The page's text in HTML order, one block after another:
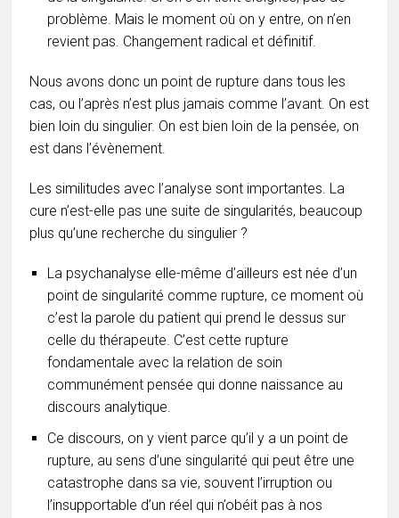
problème. Mais le moment où on y entre, on n’en
revient pas. Changement radical et définitif.
Nous avons donc un point de rupture dans tous les
cas, ou l’après n’est plus jamais comme l’avant. On est
bien loin du singulier. On est bien loin de la pensée, on
est dans l’évènement.
Les similitudes avec l’analyse sont importantes. La
cure n’est-elle pas une suite de singularités, beaucoup
plus qu’une recherche du singulier ?
La psychanalyse elle-même d’ailleurs est née d’un
point de singularité comme rupture, ce moment où
c’est la parole du patient qui prend le dessus sur
celle du thérapeute. C’est cette rupture
fondamentale avec la relation de soin
communément pensée qui donne naissance au
discours analytique.
Ce discours, on y vient parce qu’il y a un point de
rupture, au sens d’une singularité qui peut être une
catastrophe dans sa vie, souvent l’irruption ou
l’insupportable d’un réel qui n’obéit pas à nos